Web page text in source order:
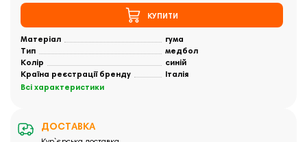
КУПИТИ
Матеріал
гума
Тип
медбол
Колір
синій
Країна реєстрації бренду
Італія
Всі характеристики
ДОСТАВКА